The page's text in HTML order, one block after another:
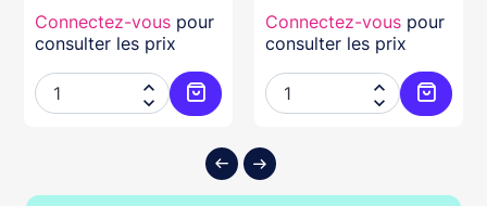
au panier
Connectez-vous pour
consulter les prix


Ajouter au panier
Connectez-vous pour
consulter les prix

